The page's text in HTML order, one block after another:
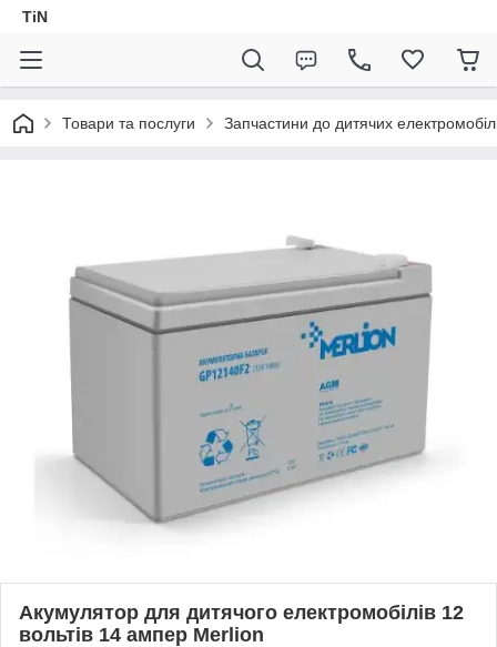
TiN
Товари та послуги Запчастини до дитячих
Акумулятор для дитячого електромобілів 12
вольтів 14 ампер Merlion